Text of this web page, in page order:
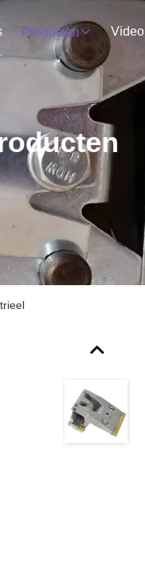
Producten Video